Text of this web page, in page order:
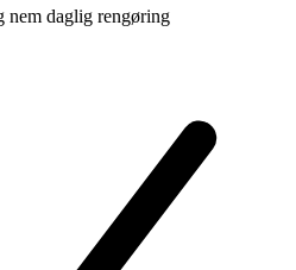
daglig rengøring